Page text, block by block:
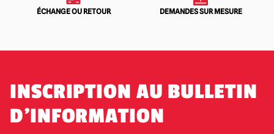
ÉCHANGE OU RETOUR DEMANDES SUR MESURE
INSCRIPTION AU BULLETIN
D'INFORMATION